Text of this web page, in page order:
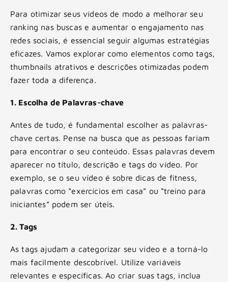
Para otimizar seus vídeos de modo a melhorar seu
ranking nas buscas e aumentar o engajamento nas
redes sociais, é essencial seguir algumas estratégias
eficazes. Vamos explorar como elementos como tags,
thumbnails atrativos e descrições otimizadas podem
fazer toda a diferença.
1. Escolha de Palavras-chave
Antes de tudo, é fundamental escolher as palavras-
chave certas. Pense na busca que as pessoas fariam
para encontrar o seu conteúdo. Essas palavras devem
aparecer no título, descrição e tags do vídeo. Por
exemplo, se o seu vídeo é sobre dicas de fitness,
palavras como “exercícios em casa” ou “treino para
iniciantes” podem ser úteis.
2. Tags
As tags ajudam a categorizar seu vídeo e a torná-lo
mais facilmente descobrível. Utilize variáveis
relevantes e específicas. Ao criar suas tags, inclua